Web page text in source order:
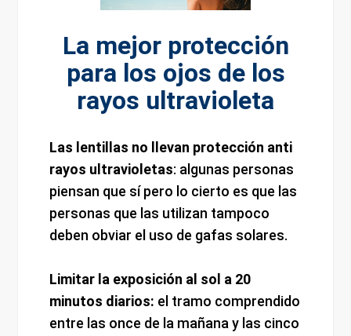
La mejor protección
para los ojos de los
rayos ultravioleta
Las lentillas no llevan protección anti
rayos ultravioletas: algunas personas
piensan que sí pero lo cierto es que las
personas que las utilizan tampoco
deben obviar el uso de gafas solares.
Limitar la exposición al sol a 20
minutos diarios: el tramo comprendido
entre las once de la mañana y las cinco